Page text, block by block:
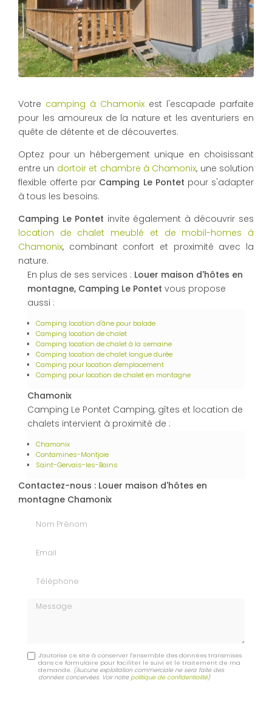
Votre camping à Chamonix est l'escapade parfaite
pour les amoureux de la nature et les aventuriers en
quête de détente et de découvertes.
Optez pour un hébergement unique en choisissant
entre un dortoir et chambre à Chamonix, une solution
flexible offerte par Camping Le Pontet pour s'adapter
à tous les besoins.
Camping Le Pontet invite également à découvrir ses
location de chalet meublé et de mobil-homes à
Chamonix, combinant confort et proximité avec la
nature.
En plus de ses services : Louer maison d'hôtes en
montagne, Camping Le Pontet vous propose
aussi :
Camping location d'âne pour balade
Camping location de chalet
Camping location de chalet à la semaine
Camping location de chalet longue durée
Camping pour location d'emplacement
Camping pour location de chalet en montagne
Chamonix
Camping Le Pontet Camping, gîtes et location de
chalets intervient à proximité de :
Chamonix
Contamines-Montjoie
Saint-Gervais-les-Bains
Contactez-nous : Louer maison d'hôtes en
montagne Chamonix
Nom Prénom
Email
Téléphone
Message
J'autorise ce site à conserver l'ensemble des données transmises
dans ce formulaire pour faciliter le suivi et le traitement de ma
demande. (Aucune exploitation commerciale ne sera faite des
données concervées. Voir notre politique de confidentialité)